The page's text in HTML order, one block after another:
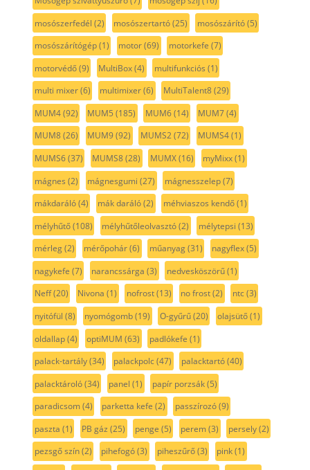
mosószerfedél (2) mosószertartó(25) mosószárító(5)
mosószárítógép(1) motor(69) motorkefe (7)
motorvédő(9) MultiBox(4) multifunkciós (1)
multi mixer(6) multimixer(6) MultiTalent8(29)
MUM4(92) MUM5 (185) MUM6(14) MUM7(4)
MUM8(26) MUM9(92) MUMS2(72) MUMS4(1)
MUMS6(37) MUMS8(28) MUMX(16) myMixx(1)
mágnes (2) mágnesgumi (27) mágnesszelep(7)
mákdaráló(4) mák daráló(2) méhviaszos kendő(1)
mélyhűtő(108) mélyhűtőleolvasztó(2) mélytepsi (13)
mérleg(2) mérőpohár(6) műanyag(31) nagyflex(5)
nagykefe (7) narancssárga (3) nedvesköszörű(1)
Neff(20) Nivona (1) nofrost(13) no frost(2) ntc(3)
nyitófül (8) nyomógomb(19) O-gyűrű(20) olajsütő(1)
oldallap(4) optiMUM (63) padlókefe (1)
palack-tartály(34) palackpolc(47) palacktartó(40)
palacktároló(34) panel (1) papír porzsák(5)
paradicsom(4) parketta kefe (2) passzírozó(9)
paszta (1) PB gáz (25) penge (5) perem(3) persely(2)
pezsgő szín(2) pihefogó(3) piheszűrő(3) pink(1)